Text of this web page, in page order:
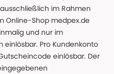
im Rahmen
Online-Shop medpex.de
und nur im
einlösbar. Pro Kundenkonto
einlösbar. Der